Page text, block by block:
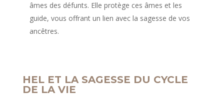
âmes des défunts. Elle protège ces âmes et les
guide, vous offrant un lien avec la sagesse de vos
ancêtres.
HEL ET LA SAGESSE DU CYCLE
DE LA VIE